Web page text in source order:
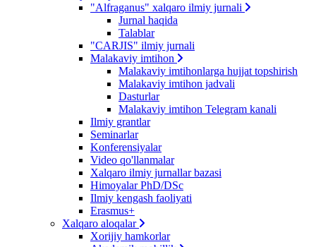
"Alfraganus" xalqaro ilmiy jurnali
Jurnal haqida
Talablar
"CARJIS" ilmiy jurnali
Malakaviy imtihon
Malakaviy imtihonlarga hujjat topshirish
Malakaviy imtihon jadvali
Dasturlar
Malakaviy imtihon Telegram kanali
Ilmiy grantlar
Seminarlar
Konferensiyalar
Video qo'llanmalar
Xalqaro ilmiy jurnallar bazasi
Himoyalar PhD/DSc
Ilmiy kengash faoliyati
Erasmus+
Xalqaro aloqalar
Xorijiy hamkorlar